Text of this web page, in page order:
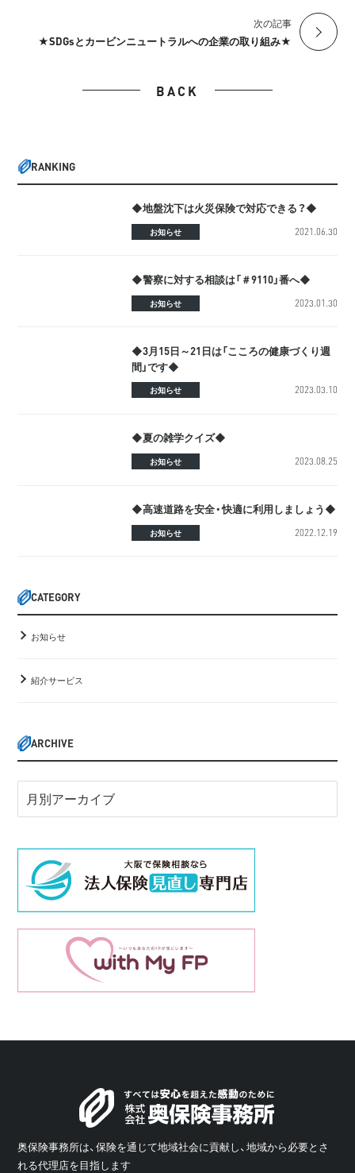
次の記事
★SDGsとカービンニュートラルへの企業の取り組み★
BACK
RANKING
◆地盤沈下は火災保険で対応できる？◆
お知らせ 2021.06.30
◆警察に対する相談は「＃9110」番へ◆
お知らせ 2023.01.30
◆3月15日～21日は「こころの健康づくり週
間」です◆
お知らせ 2023.03.10
◆夏の雑学クイズ◆
お知らせ 2023.08.25
◆高速道路を安全・快適に利用しましょう◆
お知らせ 2022.12.19
CATEGORY
お知らせ
紹介サービス
ARCHIVE
奥保険事務所は、保険を通じて地域社会に貢献し、地域から必要とさ
れる代理店を目指します